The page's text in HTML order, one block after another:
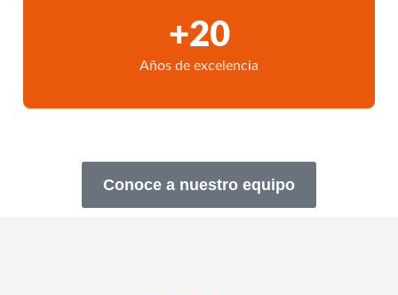
+20
Años de excelencia
Conoce a nuestro equipo